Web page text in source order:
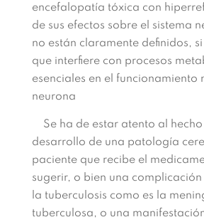
encefalopatía tóxica con
de sus efectos sobre el sistema
no están claramente definidos,
que interfiere con procesos
esenciales en el funcionamiento
neurona
Se ha de estar atento al hecho
desarrollo de una patología cere
paciente que recibe el
sugerir, o bien una complicación
a tuberculosis como es la
tuberculosa, o una